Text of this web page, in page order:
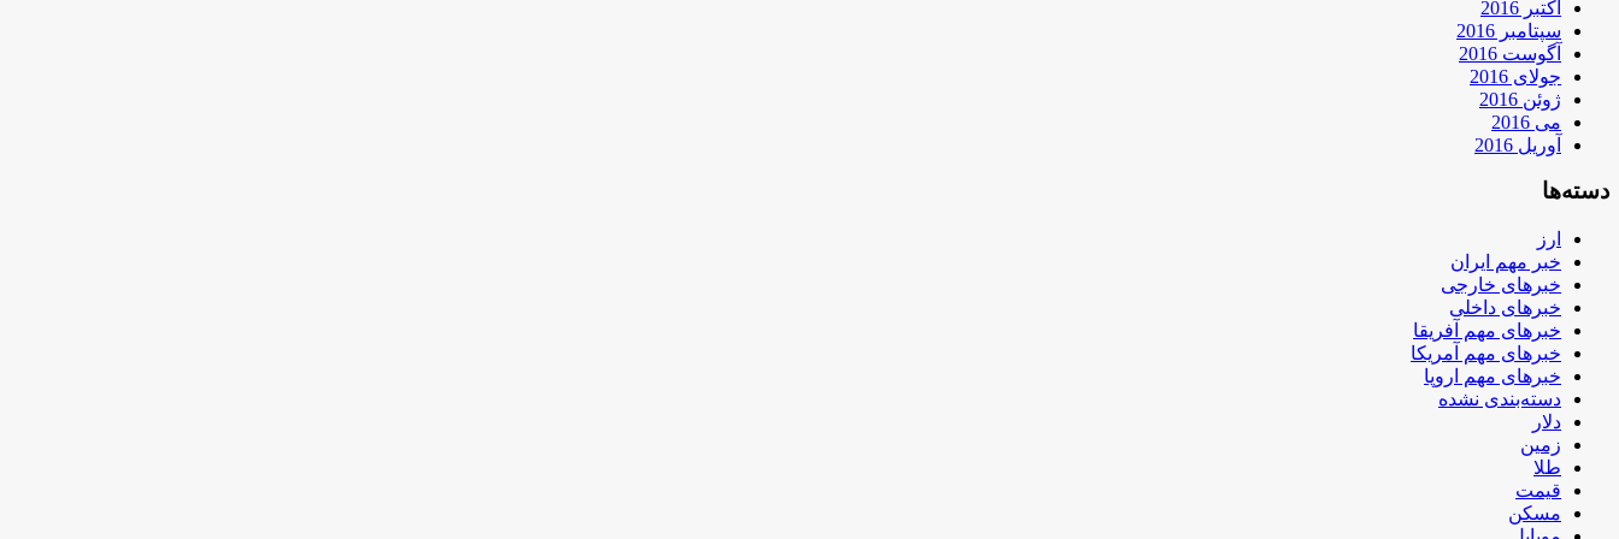
اکتبر 2016
سپتامبر 2016
آگوست 2016
جولای 2016
ژوئن 2016
می 2016
آوریل 2016
دسته‌ها
ارز
خبر مهم ایران
خبرهای خارجی
خبرهای داخلی
خبرهای مهم آفریقا
خبرهای مهم آمریکا
خبرهای مهم اروپا
دسته‌بندی نشده
دلار
زمین
طلا
قیمت
مسکن